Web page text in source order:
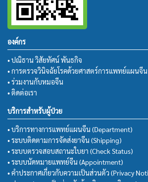
องค์กร
• ปณิธาน วิสัยทัศน์ พันธกิจ
• การตรวจวินิจฉัยโรคด้วยศาสตร์การแพทย์แผนจีน
• ร่วมงานกับหมอจีน
• ติดต่อเรา
บริการสำหรับผู้ป่วย
• บริการทางการแพทย์แผนจีน (Department)
• ระบบติดตามการจัดส่งยาจีน (Shipping)
• ระบบตรวจสอบสถานะใบยา (Check Status)
• ระบบนัดหมายแพทย์จีน (Appointment)
• คำประกาศเกี่ยวกับความเป็นส่วนตัว (Privacy